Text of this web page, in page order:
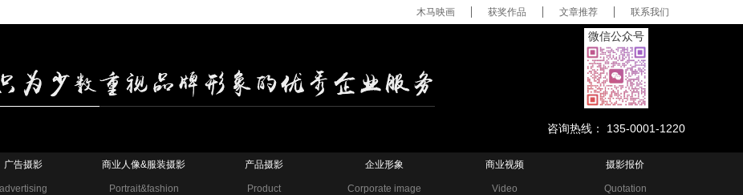
木马映画 获奖作品 文章推荐 联系我们
微信公众号
咨询热线： 135-0001-1220
广告摄影
advertising
商业人像&服装摄影
Portrait&fashion
产品摄影
Product
企业形象
Corporate image
商业视频
Video
摄影报价
Quotation